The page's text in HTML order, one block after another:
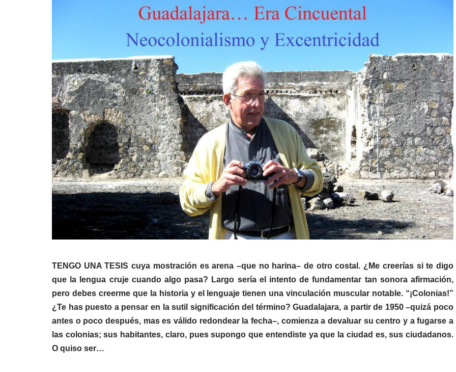
TENGO UNA TESIS cuya mostración es arena –que no harina– de otro costal. ¿Me creerías si te digo
que la lengua cruje cuando algo pasa? Largo sería el intento de fundamentar tan sonora afirmación,
pero debes creerme que la historia y el lenguaje tienen una vinculación muscular notable. “¡Colonias!”
¿Te has puesto a pensar en la sutil significación del término? Guadalajara, a partir de 1950 –quizá poco
antes o poco después, mas es válido redondear la fecha–, comienza a devaluar su centro y a fugarse a
las colonias; sus habitantes, claro, pues supongo que entendiste ya que la ciudad es, sus ciudadanos.
O quiso ser…